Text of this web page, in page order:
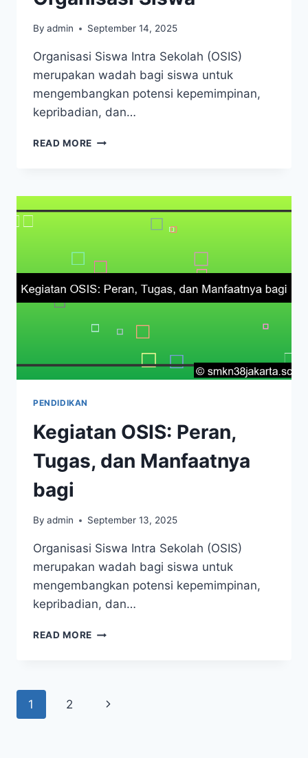
By admin September 14, 2025
Organisasi Siswa Intra Sekolah (OSIS)
merupakan wadah bagi siswa untuk
mengembangkan potensi kepemimpinan,
kepribadian, dan…
READ MORE BIDANG
LENGKAP
ORGANISASI
PENDIDIKAN
Kegiatan OSIS: Peran,
Tugas, dan Manfaatnya
bagi
By admin September 13, 2025
Organisasi Siswa Intra Sekolah (OSIS)
merupakan wadah bagi siswa untuk
mengembangkan potensi kepemimpinan,
kepribadian, dan…
READ MORE KEGIATAN
MANFAATNYA
Page
1 2
Next